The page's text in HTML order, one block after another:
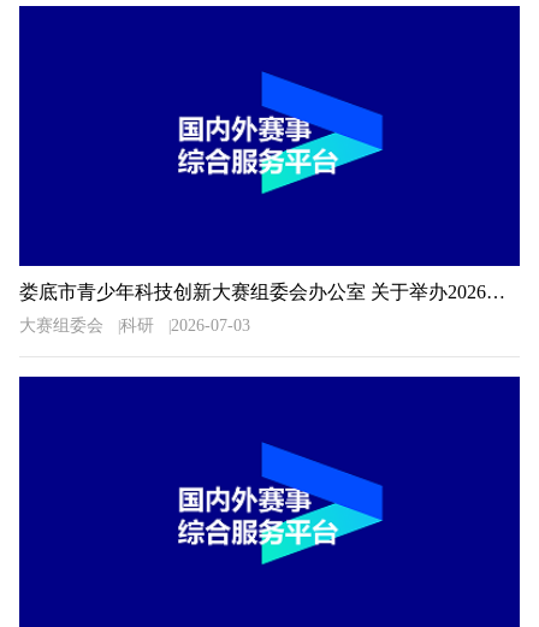
娄底市青少年科技创新大赛组委会办公室 关于举办2026年娄底市青少年科技创新大赛的预通知
大赛组委会 科研 2026-07-03